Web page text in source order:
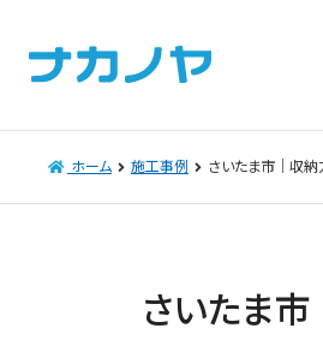
ホーム 施工事例 さいたま市｜収納
さいたま市